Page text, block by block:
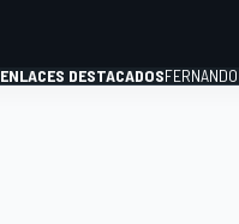
ENLACES DESTACADOS